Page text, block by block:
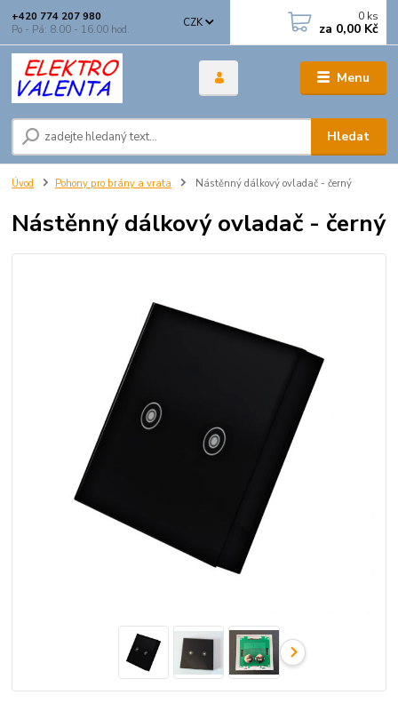
Menu
CZK
Hledat
+420 774 207 980
Po - Pá: 8.00 - 16.00 hod.
0 ks
za 0,00 Kč
Úvod Pohony pro brány a vrata Nástěnný dálkový ovladač - černý
Nástěnný dálkový ovladač - černý